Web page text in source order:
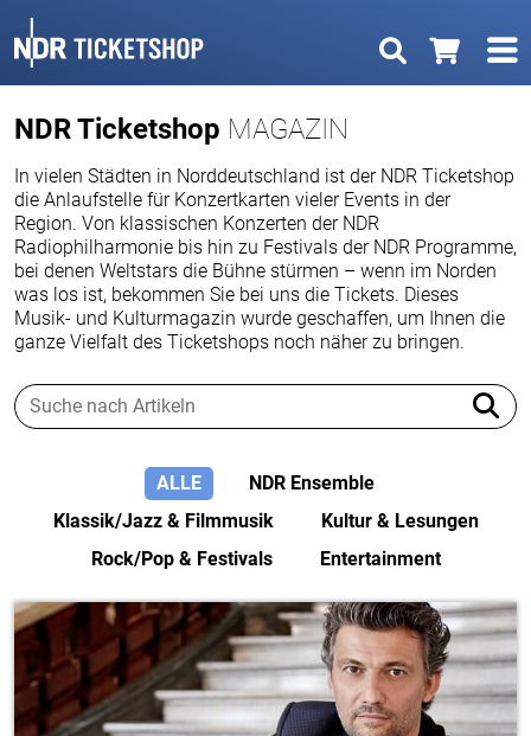
NDR Ticketshop MAGAZIN
In vielen Städten in Norddeutschland ist der NDR Ticketshop
die Anlaufstelle für Konzertkarten vieler Events in der
Region. Von klassischen Konzerten der NDR
Radiophilharmonie bis hin zu Festivals der NDR Programme,
bei denen Weltstars die Bühne stürmen – wenn im Norden
was los ist, bekommen Sie bei uns die Tickets. Dieses
Musik- und Kulturmagazin wurde geschaffen, um Ihnen die
ganze Vielfalt des Ticketshops noch näher zu bringen.
ALLE
NDR Ensemble
Klassik/Jazz & Filmmusik
Kultur & Lesungen
Rock/Pop & Festivals
Entertainment